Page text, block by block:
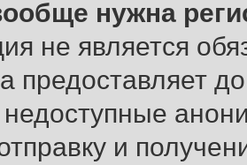
нужна
не является
предоставляет
недоступные
и